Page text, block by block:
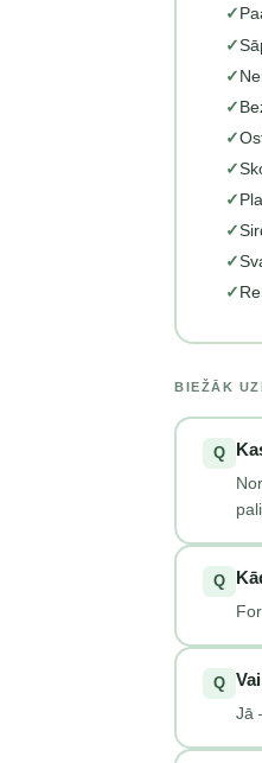
✓
✓
✓
✓
✓
✓
✓
✓
✓
✓
BIEŽĀK
Q
Q
Q
Jā